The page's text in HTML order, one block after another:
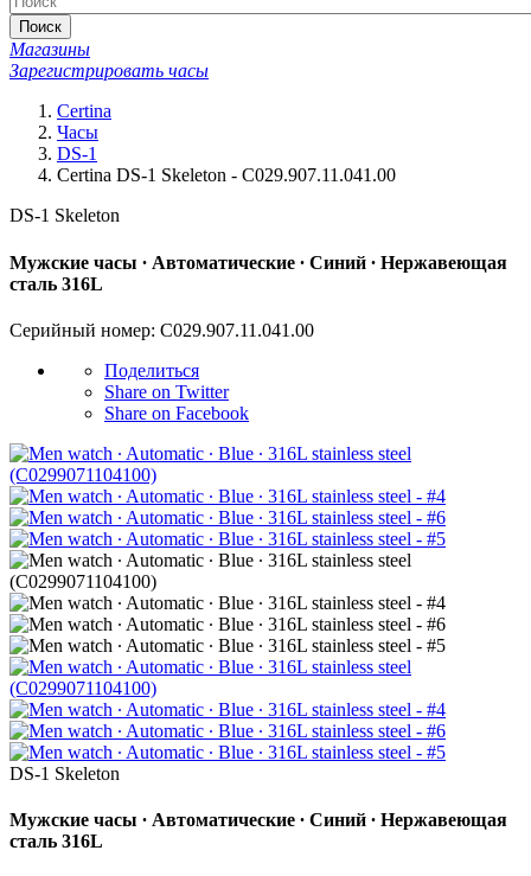
Поиск
Магазины
Зарегистрировать часы
Certina
Часы
DS-1
Certina DS-1 Skeleton - C029.907.11.041.00
DS-1 Skeleton
Мужские часы ∙ Автоматические ∙ Синий ∙ Нержавеющая
сталь 316L
Серийный номер: C029.907.11.041.00
Поделиться
Share on Twitter
Share on Facebook
DS-1 Skeleton
Мужские часы ∙ Автоматические ∙ Синий ∙ Нержавеющая
сталь 316L